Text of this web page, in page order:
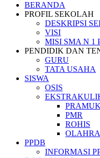
BERANDA
PROFIL SEKOLAH
DESKRIPSI
VISI
MISI SMA N 1
PENDIDIK DAN
GURU
TATA USAHA
SISWA
OSIS
PMR
ROHIS
PPDB
INFORMASI